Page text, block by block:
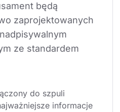
będą
zaprojektowanych
ze standardem
do szpuli
informacje